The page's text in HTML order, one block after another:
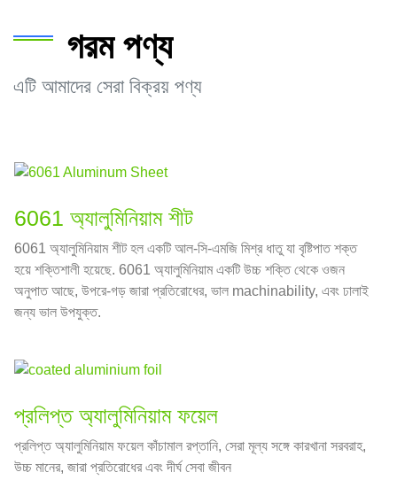
গরম পণ্য
এটি আমাদের সেরা বিক্রয় পণ্য
6061 অ্যালুমিনিয়াম শীট
6061 অ্যালুমিনিয়াম শীট হল একটি আল-সি-এমজি মিশ্র ধাতু যা বৃষ্টিপাত শক্ত
হয়ে শক্তিশালী হয়েছে. 6061 অ্যালুমিনিয়াম একটি উচ্চ শক্তি থেকে ওজন
অনুপাত আছে, উপরে-গড় জারা প্রতিরোধের, ভাল machinability, এবং ঢালাই
জন্য ভাল উপযুক্ত.
প্রলিপ্ত অ্যালুমিনিয়াম ফয়েল
প্রলিপ্ত অ্যালুমিনিয়াম ফয়েল কাঁচামাল রপ্তানি, সেরা মূল্য সঙ্গে কারখানা সরবরাহ,
উচ্চ মানের, জারা প্রতিরোধের এবং দীর্ঘ সেবা জীবন